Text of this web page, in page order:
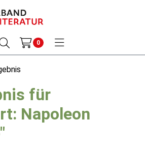
0
für
Napoleon